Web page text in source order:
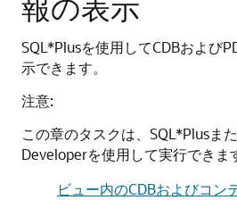
SQL*Plusを使用してCDBおよび
示できます。
注意:
この章のタスクは、SQL*Plusま
Developerを使用して実行できま
ビュー内のCDBおよびコン